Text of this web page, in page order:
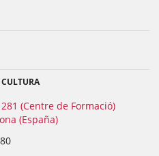
(Centre de Formació)
(España)